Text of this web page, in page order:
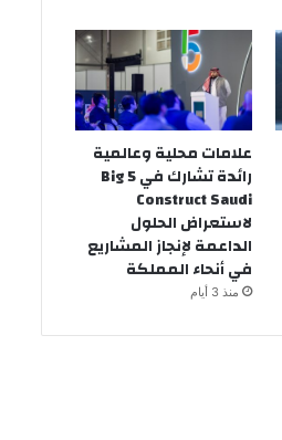
علامات محلية وعالمية
رائدة تشارك في Big 5
Construct Saudi
لاستعراض الحلول
الداعمة لإنجاز المشاريع
في أنحاء المملكة
منذ 3 أيام